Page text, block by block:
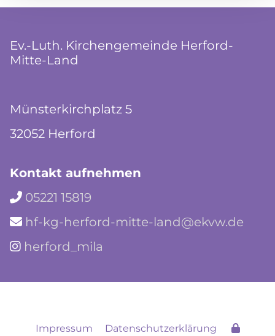
Ev.-Luth. Kirchengemeinde Herford-
Mitte-Land
Münsterkirchplatz 5
32052 Herford
Kontakt aufnehmen
 05221 15819
 hf-kg-herford-mitte-land@ekvw.de
 herford_mila
Impressum Datenschutzerklärung